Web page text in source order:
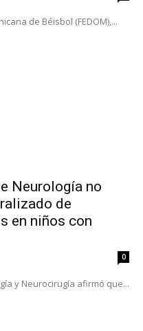
de Béisbol (FEDOM),...
Neurología no
de
en niños con
0
y Neurocirugía afirmó que...